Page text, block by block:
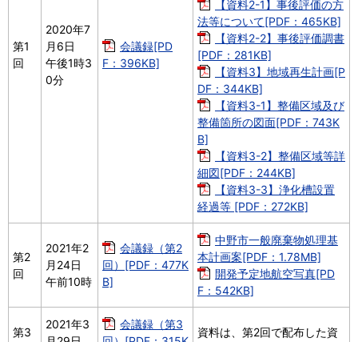
第1
回
2020年7
月6日
午後1時3
0分
会議録[PD
F：396KB]
【資料2-1】事後評価の方
法等について[PDF：465KB]
【資料2-2】事後評価調書
[PDF：281KB]
【資料3】地域再生計画[P
DF：344KB]
【資料3-1】整備区域及び
整備箇所の図面[PDF：743K
B]
【資料3-2】整備区域等詳
細図[PDF：244KB]
【資料3-3】浄化槽設置
経過等 [PDF：272KB]
第2
回
2021年2
月24日
午前10時
会議録（第2
回）[PDF：477K
B]
中野市一般廃棄物処理基
本計画案[PDF：1.78MB]
開発予定地航空写真[PD
F：542KB]
第3
2021年3
会議録（第3
資料は、第2回で配布した資